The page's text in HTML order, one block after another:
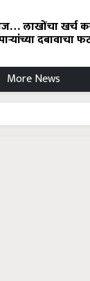
लाखोंचा खर्च
दबावाचा
More News